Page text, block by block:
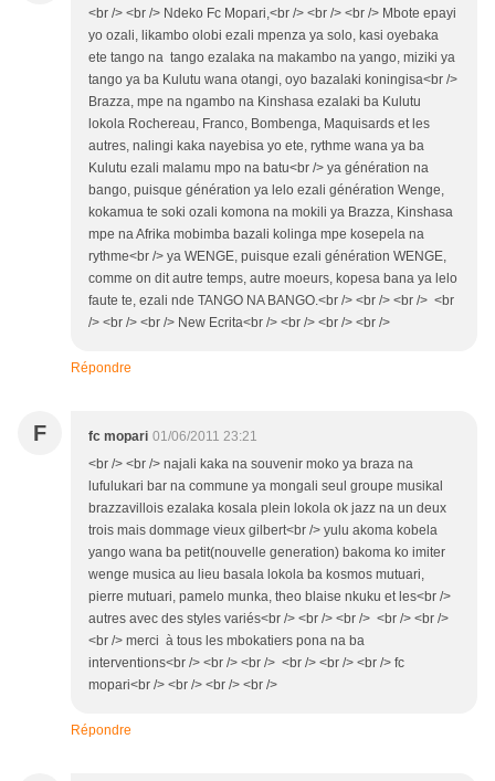
<br /> <br /> Ndeko Fc Mopari,<br /> <br /> <br /> Mbote epayi
yo ozali, likambo olobi ezali mpenza ya solo, kasi oyebaka
ete tango na tango ezalaka na makambo na yango, miziki ya
tango ya ba Kulutu wana otangi, oyo bazalaki koningisa<br />
Brazza, mpe na ngambo na Kinshasa ezalaki ba Kulutu
lokola Rochereau, Franco, Bombenga, Maquisards et les
autres, nalingi kaka nayebisa yo ete, rythme wana ya ba
Kulutu ezali malamu mpo na batu<br /> ya génération na
bango, puisque génération ya lelo ezali génération Wenge,
kokamua te soki ozali komona na mokili ya Brazza, Kinshasa
mpe na Afrika mobimba bazali kolinga mpe kosepela na
rythme<br /> ya WENGE, puisque ezali génération WENGE,
comme on dit autre temps, autre moeurs, kopesa bana ya lelo
faute te, ezali nde TANGO NA BANGO.<br /> <br /> <br /> <br
/> <br /> <br /> New Ecrita<br /> <br /> <br /> <br />
Répondre
F fc mopari 01/06/2011 23:21
<br /> <br /> najali kaka na souvenir moko ya braza na
lufulukari bar na commune ya mongali seul groupe musikal
brazzavillois ezalaka kosala plein lokola ok jazz na un deux
trois mais dommage vieux gilbert<br /> yulu akoma kobela
yango wana ba petit(nouvelle generation) bakoma ko imiter
wenge musica au lieu basala lokola ba kosmos mutuari,
pierre mutuari, pamelo munka, theo blaise nkuku et les<br />
autres avec des styles variés<br /> <br /> <br /> <br /> <br />
<br /> merci à tous les mbokatiers pona na ba
interventions<br /> <br /> <br /> <br /> <br /> <br /> fc
mopari<br /> <br /> <br /> <br />
Répondre